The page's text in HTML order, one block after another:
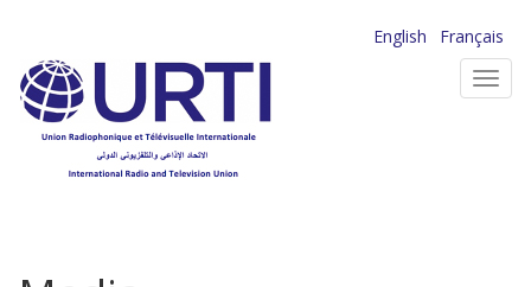
contenu
principal
English
Français